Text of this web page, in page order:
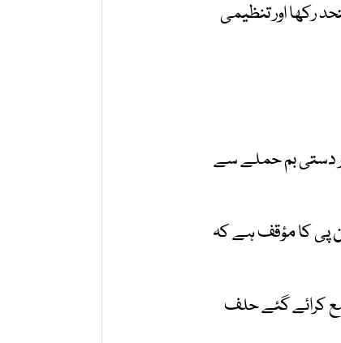
رکھا اور تنظیمی
کے جلسے پر دستی بم حملے سے
پی کا مؤقف ہے کہ
کرائے گئے حلف